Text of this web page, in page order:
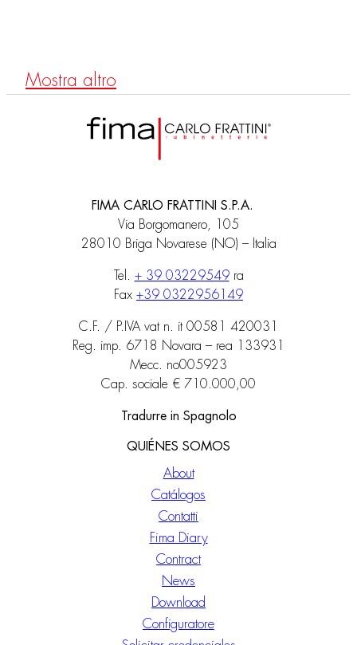
Mostra altro
FIMA CARLO FRATTINI S.P.A.
Via Borgomanero, 105
28010 Briga Novarese (NO) – Italia
Tel. + 39 03229549ra
Fax +39 0322956149
C.F. / P.IVA vat n. it 00581 420031
Reg. imp. 6718 Novara – rea 133931
Mecc. no005923
Cap. sociale € 710.000,00
Tradurre in Spagnolo
QUIÉNES SOMOS
About
Catálogos
Contatti
Fima Diary
Contract
News
Download
Configuratore